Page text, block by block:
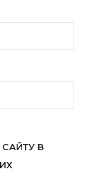
САЙТУ В